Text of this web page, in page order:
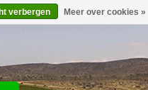
verbergen Meer over cookies »